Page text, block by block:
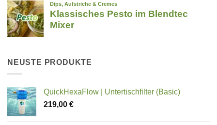
NEUSTE PRODUKTE
QuickHexaFlow | Untertischfilter (Basic)
219,00 €